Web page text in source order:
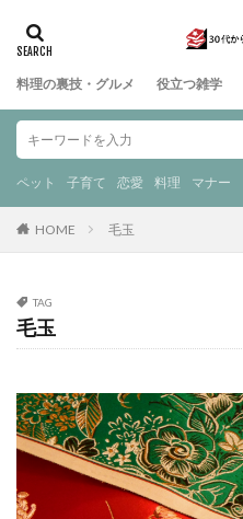
料理の裏技・グルメ 役立つ雑学
ペット 子育て 恋愛 料理 マナー
HOME 毛玉
TAG
毛玉